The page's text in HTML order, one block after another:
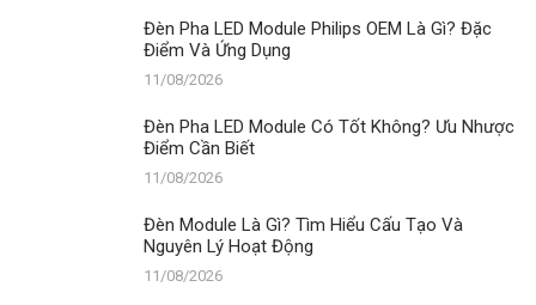
Cần
Đèn Pha LED Module Philips OEM Là Gì? Đặc
Điểm Và Ứng Dụng
11/08/2026
Đèn Pha LED Module Có Tốt Không? Ưu Nhược
Điểm Cần Biết
11/08/2026
Đèn Module Là Gì? Tìm Hiểu Cấu Tạo Và
Nguyên Lý Hoạt Động
11/08/2026